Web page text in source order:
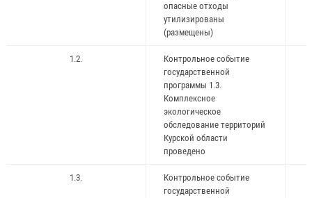
опасные отходы
утилизированы
(размещены)
1.2.
Контрольное событие
государственной
программы 1.3.
Комплексное
экологическое
обследование территорий
Курской области
проведено
1.3.
Контрольное событие
государственной